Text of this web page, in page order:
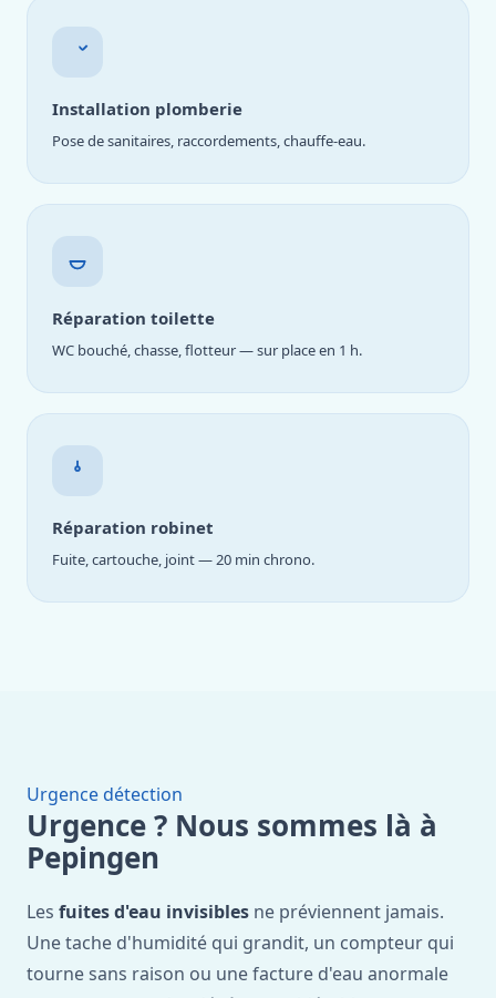
Installation plomberie
Pose de sanitaires, raccordements, chauffe-eau.
Réparation toilette
WC bouché, chasse, flotteur — sur place en 1 h.
Réparation robinet
Fuite, cartouche, joint — 20 min chrono.
Urgence détection
Urgence ? Nous sommes là à
Pepingen
Les fuites d'eau invisibles ne préviennent jamais.
Une tache d'humidité qui grandit, un compteur qui
tourne sans raison ou une facture d'eau anormale